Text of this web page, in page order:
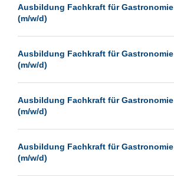
Neubrandenburg
Neumünster
Passau
Pforzheim
Ausbildung Fachkraft für Gastronomie
(m/w/d)
Ausbildung Fachkraft für Gastronomie
(m/w/d)
Ausbildung Fachkraft für Gastronomie
(m/w/d)
Ausbildung Fachkraft für Gastronomie
(m/w/d)